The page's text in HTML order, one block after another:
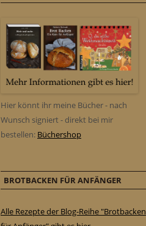
Hier könnt ihr meine Bücher - nach
Wunsch signiert - direkt bei mir
bestellen: Büchershop
BROTBACKEN FÜR ANFÄNGER
Alle Rezepte der Blog-Reihe "Brotbacken